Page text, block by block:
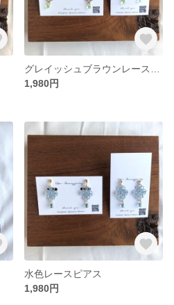
1,980円
水色レースピアス
1,980円